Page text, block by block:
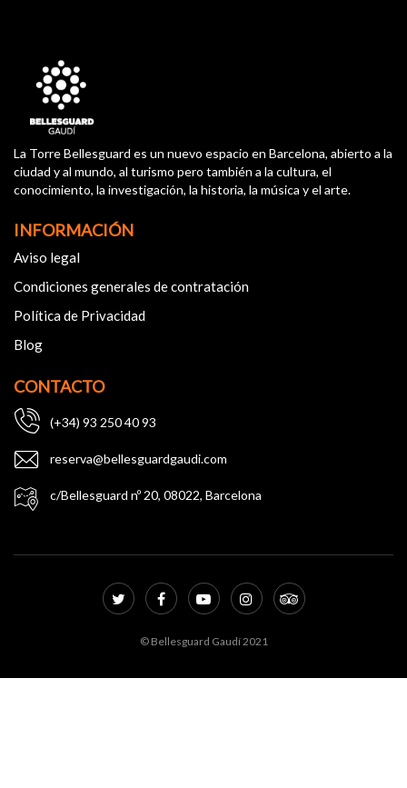
La Torre Bellesguard es un nuevo espacio en Barcelona, abierto a la
ciudad y al mundo, al turismo pero también a la cultura, el
conocimiento, la investigación, la historia, la música y el arte.
INFORMACIÓN
Aviso legal
Condiciones generales de contratación
Política de Privacidad
Blog
CONTACTO
(+34) 93 250 40 93
reserva@bellesguardgaudi.com
c/Bellesguard nº 20, 08022, Barcelona
© Bellesguard Gaudí 2021